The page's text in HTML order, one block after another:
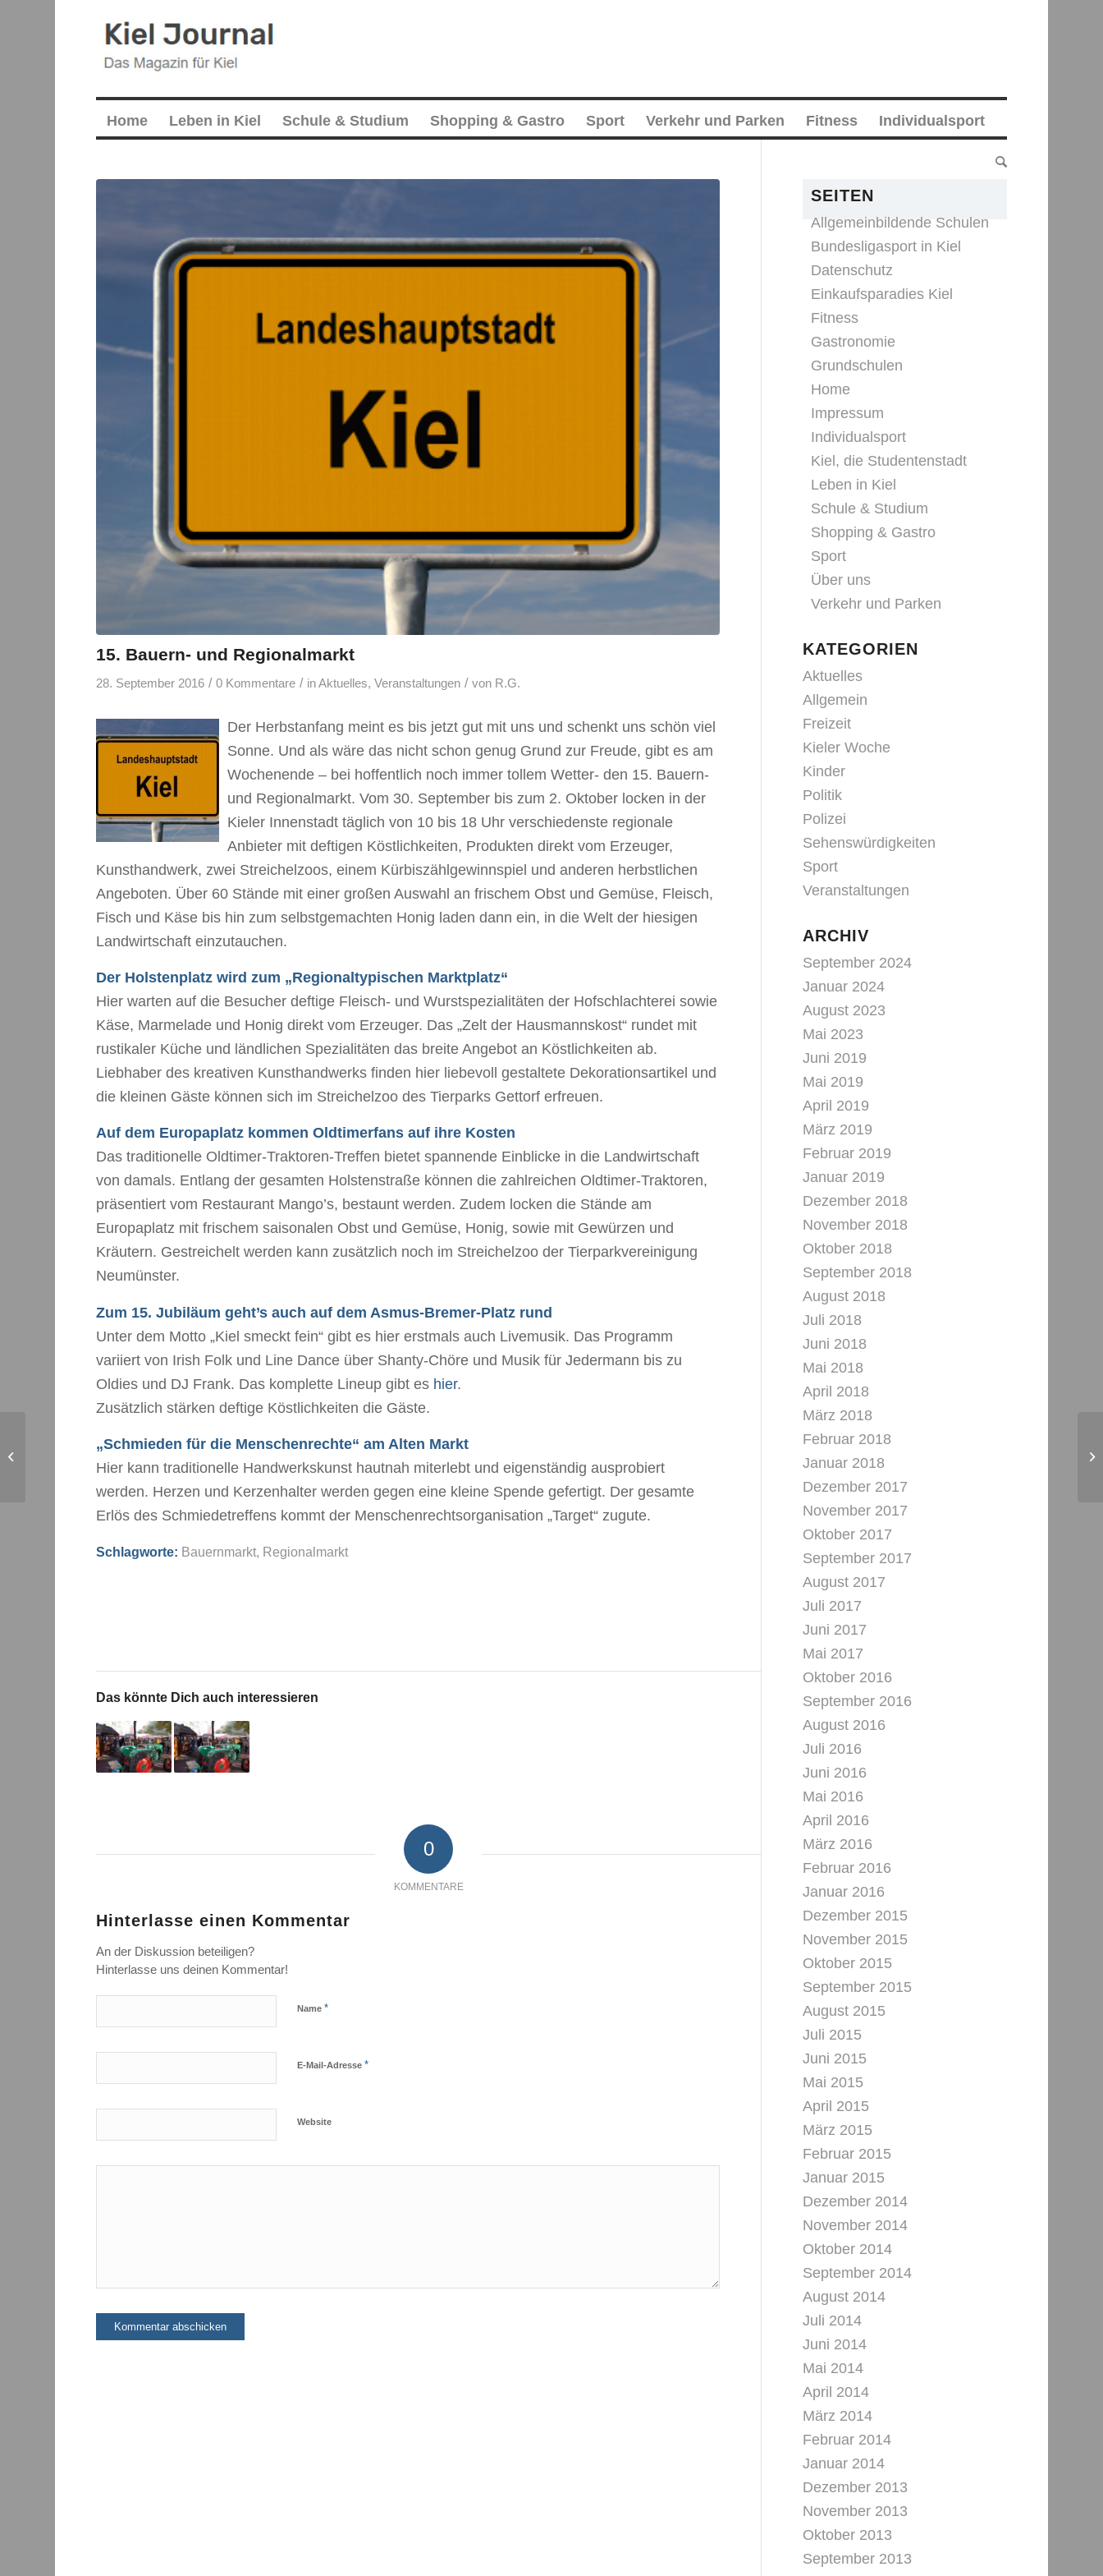
Home Leben in Kiel Schule & Studium Shopping & Gastro Sport Verkehr und Parken Fitness Individualsport
15. Bauern- und Regionalmarkt
28. September 2016 / 0 Kommentare / inAktuelles,Veranstaltungen / von R.G.
Der Herbstanfang meint es bis jetzt gut mit uns und schenkt uns schön viel
Sonne. Und als wäre das nicht schon genug Grund zur Freude, gibt es am
Wochenende – bei hoffentlich noch immer tollem Wetter- den 15. Bauern-
und Regionalmarkt. Vom 30. September bis zum 2. Oktober locken in der
Kieler Innenstadt täglich von 10 bis 18 Uhr verschiedenste regionale
Anbieter mit deftigen Köstlichkeiten, Produkten direkt vom Erzeuger,
Kunsthandwerk, zwei Streichelzoos, einem Kürbiszählgewinnspiel und anderen herbstlichen
Angeboten. Über 60 Stände mit einer großen Auswahl an frischem Obst und Gemüse, Fleisch,
Fisch und Käse bis hin zum selbstgemachten Honig laden dann ein, in die Welt der hiesigen
Landwirtschaft einzutauchen.
Der Holstenplatz wird zum „Regionaltypischen Marktplatz“
Hier warten auf die Besucher deftige Fleisch- und Wurstspezialitäten der Hofschlachterei sowie
Käse, Marmelade und Honig direkt vom Erzeuger. Das „Zelt der Hausmannskost“ rundet mit
rustikaler Küche und ländlichen Spezialitäten das breite Angebot an Köstlichkeiten ab.
Liebhaber des kreativen Kunsthandwerks finden hier liebevoll gestaltete Dekorationsartikel und
die kleinen Gäste können sich im Streichelzoo des Tierparks Gettorf erfreuen.
Auf dem Europaplatz kommen Oldtimerfans auf ihre Kosten
Das traditionelle Oldtimer-Traktoren-Treffen bietet spannende Einblicke in die Landwirtschaft
von damals. Entlang der gesamten Holstenstraße können die zahlreichen Oldtimer-Traktoren,
präsentiert vom Restaurant Mango’s, bestaunt werden. Zudem locken die Stände am
Europaplatz mit frischem saisonalen Obst und Gemüse, Honig, sowie mit Gewürzen und
Kräutern. Gestreichelt werden kann zusätzlich noch im Streichelzoo der Tierparkvereinigung
Neumünster.
Zum 15. Jubiläum geht’s auch auf dem Asmus-Bremer-Platz rund
Unter dem Motto „Kiel smeckt fein“ gibt es hier erstmals auch Livemusik. Das Programm
variiert von Irish Folk und Line Dance über Shanty-Chöre und Musik für Jedermann bis zu
Oldies und DJ Frank. Das komplette Lineup gibt es hier.
Zusätzlich stärken deftige Köstlichkeiten die Gäste.
„Schmieden für die Menschenrechte“ am Alten Markt
Hier kann traditionelle Handwerkskunst hautnah miterlebt und eigenständig ausprobiert
werden. Herzen und Kerzenhalter werden gegen eine kleine Spende gefertigt. Der gesamte
Erlös des Schmiedetreffens kommt der Menschenrechtsorganisation „Target“ zugute.
Schlagworte: Bauernmarkt, Regionalmarkt
Das könnte Dich auch interessieren
0
KOMMENTARE
Hinterlasse einen Kommentar
An der Diskussion beteiligen?
Hinterlasse uns deinen Kommentar!
Name*
E-Mail-Adresse*
Website
SEITEN
Allgemeinbildende Schulen
Bundesligasport in Kiel
Datenschutz
Einkaufsparadies Kiel
Fitness
Gastronomie
Grundschulen
Home
Impressum
Individualsport
Kiel, die Studentenstadt
Leben in Kiel
Schule & Studium
Shopping & Gastro
Sport
Über uns
Verkehr und Parken
KATEGORIEN
Aktuelles
Allgemein
Freizeit
Kieler Woche
Kinder
Politik
Polizei
Sehenswürdigkeiten
Sport
Veranstaltungen
ARCHIV
September 2024
Januar 2024
August 2023
Mai 2023
Juni 2019
Mai 2019
April 2019
März 2019
Februar 2019
Januar 2019
Dezember 2018
November 2018
Oktober 2018
September 2018
August 2018
Juli 2018
Juni 2018
Mai 2018
April 2018
März 2018
Februar 2018
Januar 2018
Dezember 2017
November 2017
Oktober 2017
September 2017
August 2017
Juli 2017
Juni 2017
Mai 2017
Oktober 2016
September 2016
August 2016
Juli 2016
Juni 2016
Mai 2016
April 2016
März 2016
Februar 2016
Januar 2016
Dezember 2015
November 2015
Oktober 2015
September 2015
August 2015
Juli 2015
Juni 2015
Mai 2015
April 2015
März 2015
Februar 2015
Januar 2015
Dezember 2014
November 2014
Oktober 2014
September 2014
August 2014
Juli 2014
Juni 2014
Mai 2014
April 2014
März 2014
Februar 2014
Januar 2014
Dezember 2013
November 2013
Oktober 2013
September 2013